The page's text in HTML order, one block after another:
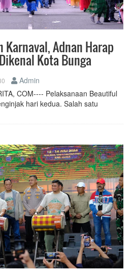
Karnaval, Adnan Harap
Kota Bunga
Admin
COM---- Pelaksanaan Beautiful
hari kedua. Salah satu